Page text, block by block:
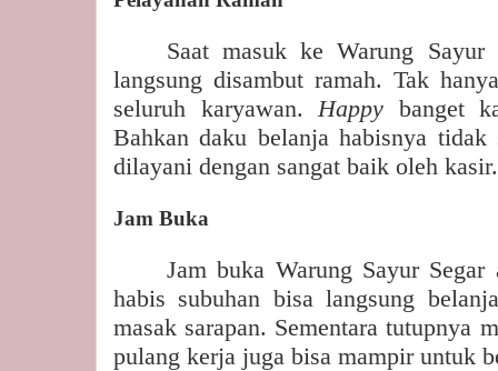
Saat masuk ke Warung Sayur
langsung disambut ramah. Tak
seluruh karyawan. Happy banget
Bahkan daku belanja habisnya
dilayani dengan sangat baik oleh kasir.
Jam Buka
Jam buka Warung Sayur
habis subuhan bisa langsung
masak sarapan. Sementara tutupnya
pulang kerja juga bisa mampir untuk